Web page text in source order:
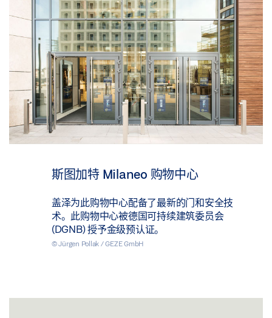
斯图加特 Milaneo 购物中心
盖泽为此购物中心配备了最新的门和安全技
术。此购物中心被德国可持续建筑委员会
(DGNB) 授予金级预认证。
© Jürgen Pollak / GEZE GmbH